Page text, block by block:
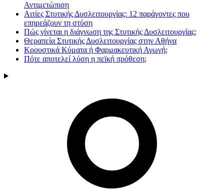
Αντιμετώπιση
Αιτίες Στυτικής Δυσλειτουργίας: 12 παράγοντες που
επηρεάζουν τη στύση
Πώς γίνεται η διάγνωση της Στυτικής Δυσλειτουργίας;
Θεραπεία Στυτικής Δυσλειτουργίας στην Αθήνα
Κρουστικά Κύματα ή Φαρμακευτική Αγωγή;
Πότε αποτελεί λύση η πεϊκή πρόθεση;